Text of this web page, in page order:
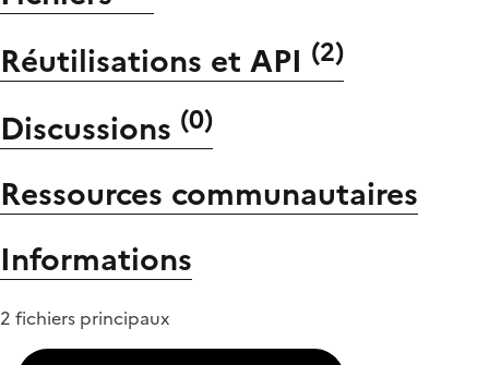
Réutilisations et API (2)
Discussions (0)
Ressources communautaires
Informations
2 fichiers principaux